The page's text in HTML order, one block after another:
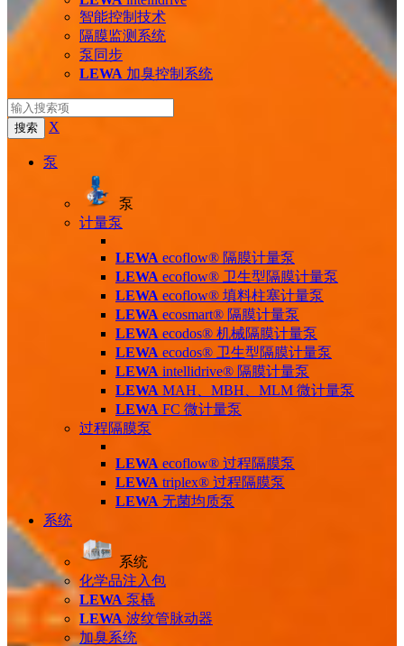
智能控制技术
隔膜监测系统
泵同步
LEWA 加臭控制系统
搜索 X
泵
泵
计量泵
LEWA ecoflow® 隔膜计量泵
LEWA ecoflow® 卫生型隔膜计量泵
LEWA ecoflow® 填料柱塞计量泵
LEWA ecosmart® 隔膜计量泵
LEWA ecodos® 机械隔膜计量泵
LEWA ecodos® 卫生型隔膜计量泵
LEWA intellidrive® 隔膜计量泵
LEWA MAH、MBH、MLM 微计量泵
LEWA FC 微计量泵
过程隔膜泵
LEWA ecoflow® 过程隔膜泵
LEWA triplex® 过程隔膜泵
LEWA 无菌均质泵
系统
系统
化学品注入包
LEWA 泵橇
LEWA 波纹管脉动器
加臭系统